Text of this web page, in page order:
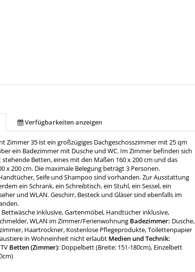
Verfügbarkeiten anzeigen
Zimmer 35 ist ein großzügiges Dachgeschosszimmer mit 25 qm
ein Badezimmer mit Dusche und WC. Im Zimmer befinden sich
Betten, eines mit den Maßen 160 x 200 cm und das
x 200 cm. Die maximale Belegung beträgt 3 Personen.
Seife und Shampoo sind vorhanden. Zur Ausstattung
ein Schrank, ein Schreibtisch, ein Stuhl, ein Sessel, ein
und WLAN. Geschirr, Besteck und Gläser sind ebenfalls im
Bettwäsche inklusive, Gartenmöbel, Handtücher inklusive,
WLAN im Zimmer/Ferienwohnung Badezimmer: Dusche,
Haartrockner, Kostenlose Pflegeprodukte, Toilettenpapier
in Wohneinheit nicht erlaubt Medien und Technik:
Betten (Zimmer): Doppelbett (Breite: 151-180cm), Einzelbett